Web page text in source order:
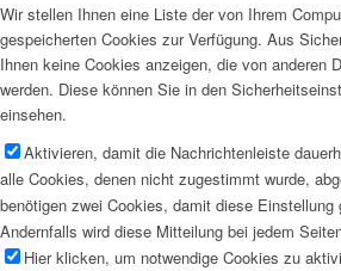
Wir stellen Ihnen eine Liste der von Ihrem
gespeicherten Cookies zur Verfügung. Aus
Ihnen keine Cookies anzeigen, die von anderen
werden. Diese können Sie in den
einsehen.
Aktivieren, damit die Nachrichtenleiste
alle Cookies, denen nicht zugestimmt wurde,
benötigen zwei Cookies, damit diese Einstellung
Andernfalls wird diese Mitteilung bei jedem
Hier klicken, um notwendige Cookies zu